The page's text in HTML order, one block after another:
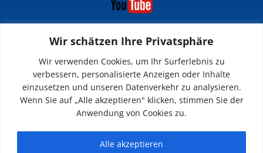
Wir schätzen Ihre Privatsphäre
Wir verwenden Cookies, um Ihr Surferlebnis zu
verbessern, personalisierte Anzeigen oder Inhalte
einzusetzen und unseren Datenverkehr zu analysieren.
Wenn Sie auf „Alle akzeptieren" klicken, stimmen Sie der
Anwendung von Cookies zu.
Alle akzeptieren
INFOS
Impressum
Datenschutz
Kontakt